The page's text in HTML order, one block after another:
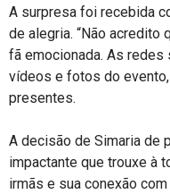
A surpresa foi recebida
de alegria. “Não acredito
fã emocionada. As
vídeos e fotos do
presentes.
A decisão de Simaria de
impactante que trouxe à
irmãs e sua conexão